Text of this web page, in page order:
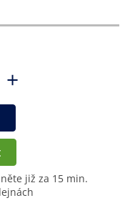
+
již za 15 min.